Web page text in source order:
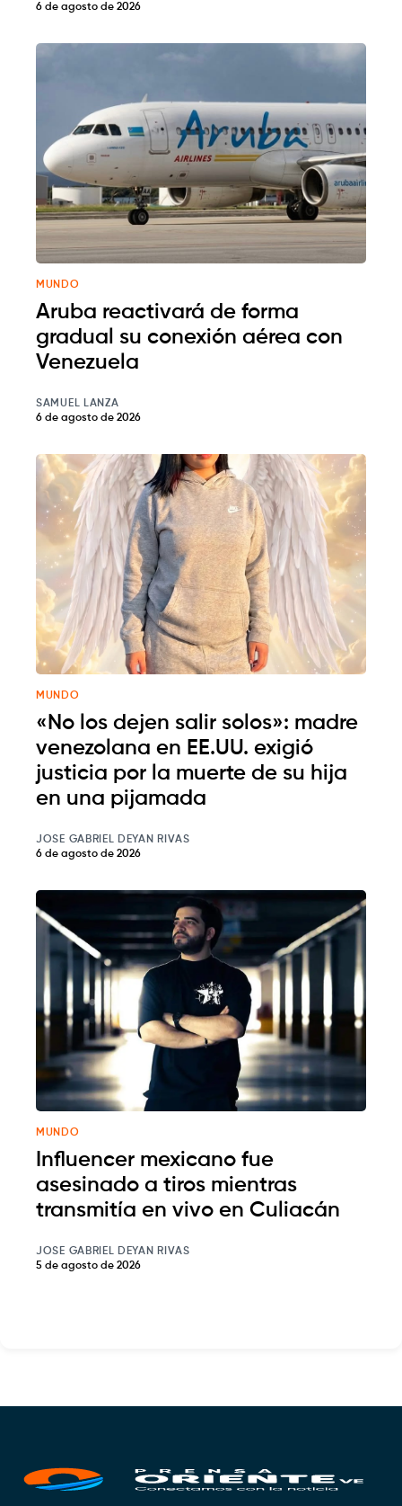
6 de agosto de 2026
MUNDO
Aruba reactivará de forma
gradual su conexión aérea con
Venezuela
SAMUEL LANZA
6 de agosto de 2026
MUNDO
«No los dejen salir solos»: madre
venezolana en EE.UU. exigió
justicia por la muerte de su hija
en una pijamada
JOSE GABRIEL DEYAN RIVAS
6 de agosto de 2026
MUNDO
Influencer mexicano fue
asesinado a tiros mientras
transmitía en vivo en Culiacán
JOSE GABRIEL DEYAN RIVAS
5 de agosto de 2026